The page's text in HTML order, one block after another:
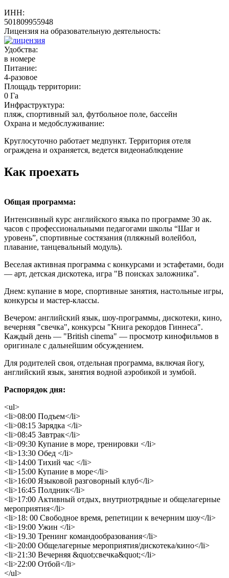
ИНН:
501809955948
Лицензия на образовательную деятельность:
Удобства:
в номере
Питание:
4-разовое
Площадь территории:
0 Га
Инфраструктура:
пляж, спортивный зал, футбольное поле, бассейн
Охрана и медобслуживание:
Круглосуточно работает медпункт. Территория отеля
ограждена и охраняется, ведется видеонаблюдение
Как проехать
Общая программа:
Интенсивный курс английского языка по программе 30 ак.
часов с профессиональными педагогами школы “Шаг и
уровень”, спортивные состязания (пляжный волейбол,
плавание, танцевальный модуль).
Веселая активная программа c конкурсами и эстафетами, боди
— арт, детская дискотека, игра "В поисках заложника".
Днем: купание в море, спортивные занятия, настольные игры,
конкурсы и мастер-классы.
Вечером: английский язык, шоу-программы, дискотеки, кино,
вечерняя "свечка", конкурсы "Книга рекордов Гиннеса".
Каждый день — "British cinema" — просмотр кинофильмов в
оригинале с дальнейшим обсуждением.
Для родителей своя, отдельная программа, включая йогу,
английский язык, занятия водной аэробикой и зумбой.
Распорядок дня:
<ul>
<li>08:00 Подъем</li>
<li>08:15 Зарядка </li>
<li>08:45 Завтрак</li>
<li>09:30 Купание в море, тренировки </li>
<li>13:30 Обед </li>
<li>14:00 Тихий час </li>
<li>15:00 Купание в море</li>
<li>16:00 Языковой разговорный клуб</li>
<li>16:45 Полдник</li>
<li>17:00 Активный отдых, внутриотрядные и общелагерные
мероприятия</li>
<li>18: 00 Свободное время, репетиции к вечерним шоу</li>
<li>19:00 Ужин </li>
<li>19.30 Тренинг командообразования</li>
<li>20:00 Общелагерные мероприятия/дискотека/кино</li>
<li>21:30 Вечерняя &quot;свечка&quot;</li>
<li>22:00 Отбой</li>
</ul>